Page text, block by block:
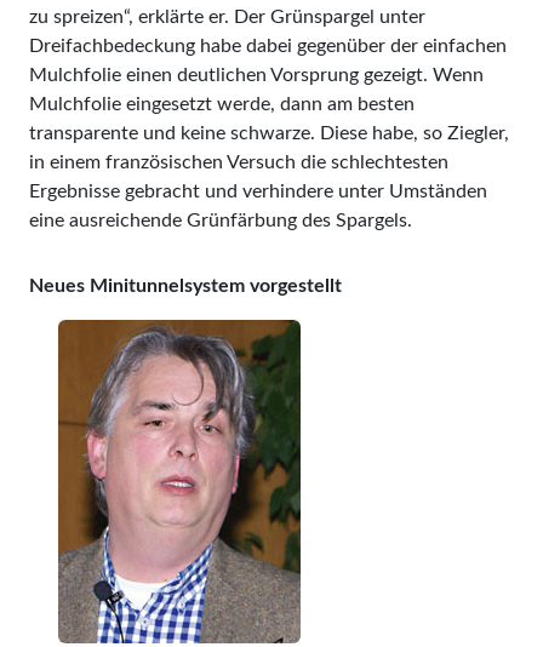
zu spreizen“, erklärte er. Der Grünspargel unter
Dreifachbedeckung habe dabei gegenüber der einfachen
Mulchfolie einen deutlichen Vorsprung gezeigt. Wenn
Mulchfolie eingesetzt werde, dann am besten
transparente und keine schwarze. Diese habe, so Ziegler,
in einem französischen Versuch die schlechtesten
Ergebnisse gebracht und verhindere unter Umständen
eine ausreichende Grünfärbung des Spargels.
Neues Minitunnelsystem vorgestellt